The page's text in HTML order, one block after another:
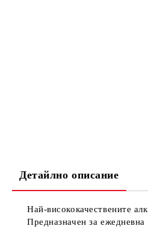
Детайлно описание
Най-висококачествените
Предназначен за